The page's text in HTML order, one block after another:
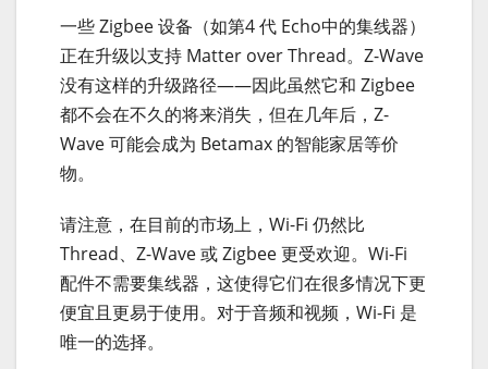
一些 Zigbee 设备（如第4 代 Echo中的集线器）
正在升级以支持 Matter over Thread。Z-Wave
没有这样的升级路径——因此虽然它和 Zigbee
都不会在不久的将来消失，但在几年后，Z-
Wave 可能会成为 Betamax 的智能家居等价
物。
请注意，在目前的市场上，Wi-Fi 仍然比
Thread、Z-Wave 或 Zigbee 更受欢迎。Wi-Fi
配件不需要集线器，这使得它们在很多情况下更
便宜且更易于使用。对于音频和视频，Wi-Fi 是
唯一的选择。